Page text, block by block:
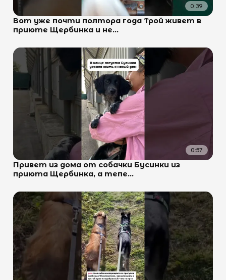
0:39
Вот уже почти полтора года Трой живет в
приюте Щербинка и не...
0:57
Привет из дома от собачки Бусинки из
приюта Щербинка, а тепе...